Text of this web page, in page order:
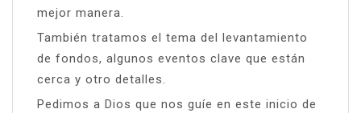
mejor manera.
También tratamos el tema del levantamiento
de fondos, algunos eventos clave que están
cerca y otro detalles.
Pedimos a Dios que nos guíe en este inicio de